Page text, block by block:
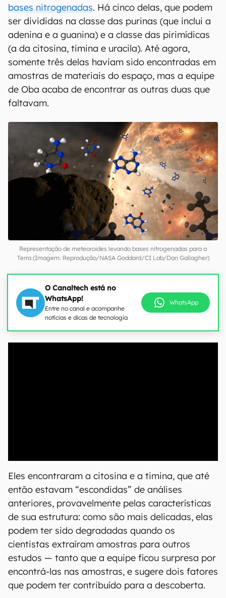
bases nitrogenadas. Há cinco delas, que podem
ser divididas na classe das purinas (que inclui a
adenina e a guanina) e a classe das pirimídicas
(a da citosina, timina e uracila). Até agora,
somente três delas haviam sido encontradas em
amostras de materiais do espaço, mas a equipe
de Oba acaba de encontrar as outras duas que
faltavam.
Representação de meteoroides levando bases nitrogenadas para a
Terra (Imagem: Reprodução/NASA Goddard/CI Lab/Dan Gallagher)
O Canaltech está no
WhatsApp!
Entre no canal e acompanhe
notícias e dicas de tecnologia
WhatsApp
Eles encontraram a citosina e a timina, que até
então estavam “escondidas” de análises
anteriores, provavelmente pelas características
de sua estrutura: como são mais delicadas, elas
podem ter sido degradadas quando os
cientistas extraíram amostras para outros
estudos — tanto que a equipe ficou surpresa por
encontrá-las nas amostras, e sugere dois fatores
que podem ter contribuído para a descoberta.